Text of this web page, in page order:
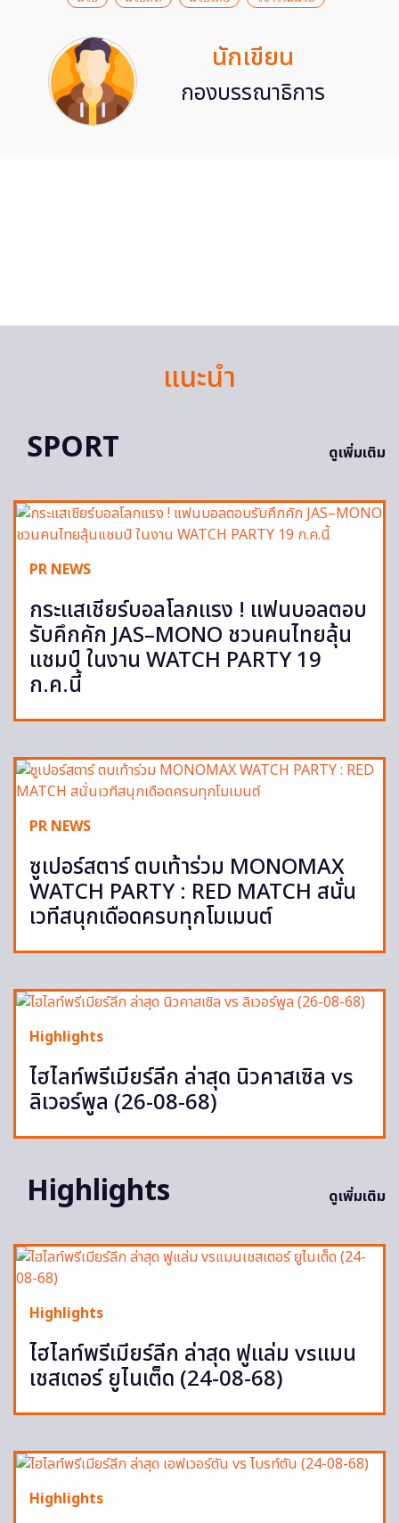
นักเขียน
กองบรรณาธิการ
แนะนำ
SPORT
ดูเพิ่มเติม
PR NEWS
กระแสเชียร์บอลโลกแรง ! แฟนบอลตอบ
รับคึกคัก JAS–MONO ชวนคนไทยลุ้น
แชมป์ ในงาน WATCH PARTY 19
ก.ค.นี้
PR NEWS
ซูเปอร์สตาร์ ตบเท้าร่วม MONOMAX
WATCH PARTY : RED MATCH สนั่น
เวทีสนุกเดือดครบทุกโมเมนต์
Highlights
ไฮไลท์พรีเมียร์ลีก ล่าสุด นิวคาสเซิล vs
ลิเวอร์พูล (26-08-68)
Highlights ดูเพิ่มเติม
Highlights
ไฮไลท์พรีเมียร์ลีก ล่าสุด ฟูแล่ม vsแมน
เชสเตอร์ ยูไนเต็ด (24-08-68)
Highlights